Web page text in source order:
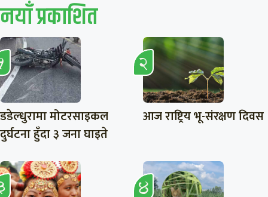
नयाँ प्रकाशित
डडेल्धुरामा मोटरसाइकल
दुर्घटना हुँदा ३ जना घाइते
आज राष्ट्रिय भू-संरक्षण दिवस